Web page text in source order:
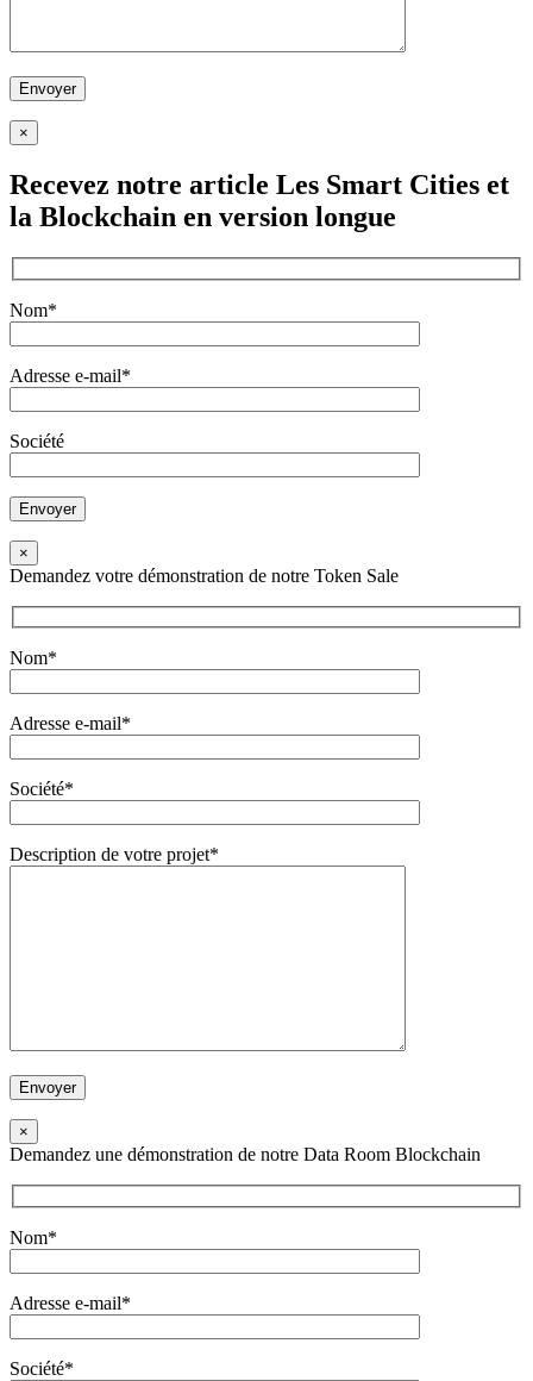
×
Recevez notre article Les Smart Cities et
la Blockchain en version longue
Nom*
Adresse e-mail*
Société
×
Demandez votre démonstration de notre Token Sale
Nom*
Adresse e-mail*
Société*
Description de votre projet*
×
Demandez une démonstration de notre Data Room Blockchain
Nom*
Adresse e-mail*
Société*